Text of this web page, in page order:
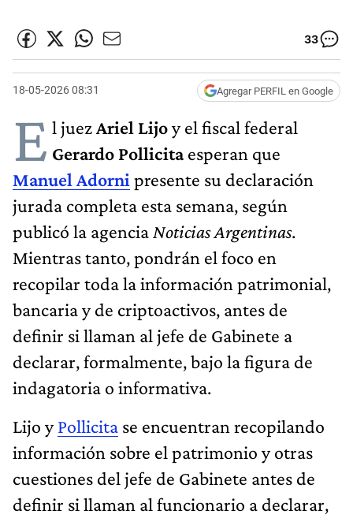
33
18-05-2026 08:31 Agregar PERFIL en Google
E l juezAriel Lijoy el fiscal federal
Gerardo Pollicitaesperan que
Manuel Adorni presente su declaración
jurada completa esta semana, según
publicó la agencia Noticias Argentinas.
Mientras tanto, pondrán el foco en
recopilar toda la información patrimonial,
bancaria y de criptoactivos, antes de
definir si llaman al jefe de Gabinete a
declarar, formalmente, bajo la figura de
indagatoria o informativa.
Lijo yPollicita se encuentran recopilando
información sobre el patrimonio y otras
cuestiones del jefe de Gabinete antes de
definir si llaman al funcionario a declarar,